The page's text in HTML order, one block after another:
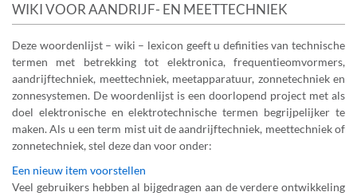
WIKI VOOR AANDRIJF- EN MEETTECHNIEK
Deze woordenlijst – wiki – lexicon geeft u definities van technische
termen met betrekking tot elektronica, frequentieomvormers,
aandrijftechniek, meettechniek, meetapparatuur, zonnetechniek en
zonnesystemen. De woordenlijst is een doorlopend project met als
doel elektronische en elektrotechnische termen begrijpelijker te
maken. Als u een term mist uit de aandrijftechniek, meettechniek of
zonnetechniek, stel deze dan voor onder:
Een nieuw item voorstellen
Veel gebruikers hebben al bijgedragen aan de verdere ontwikkeling